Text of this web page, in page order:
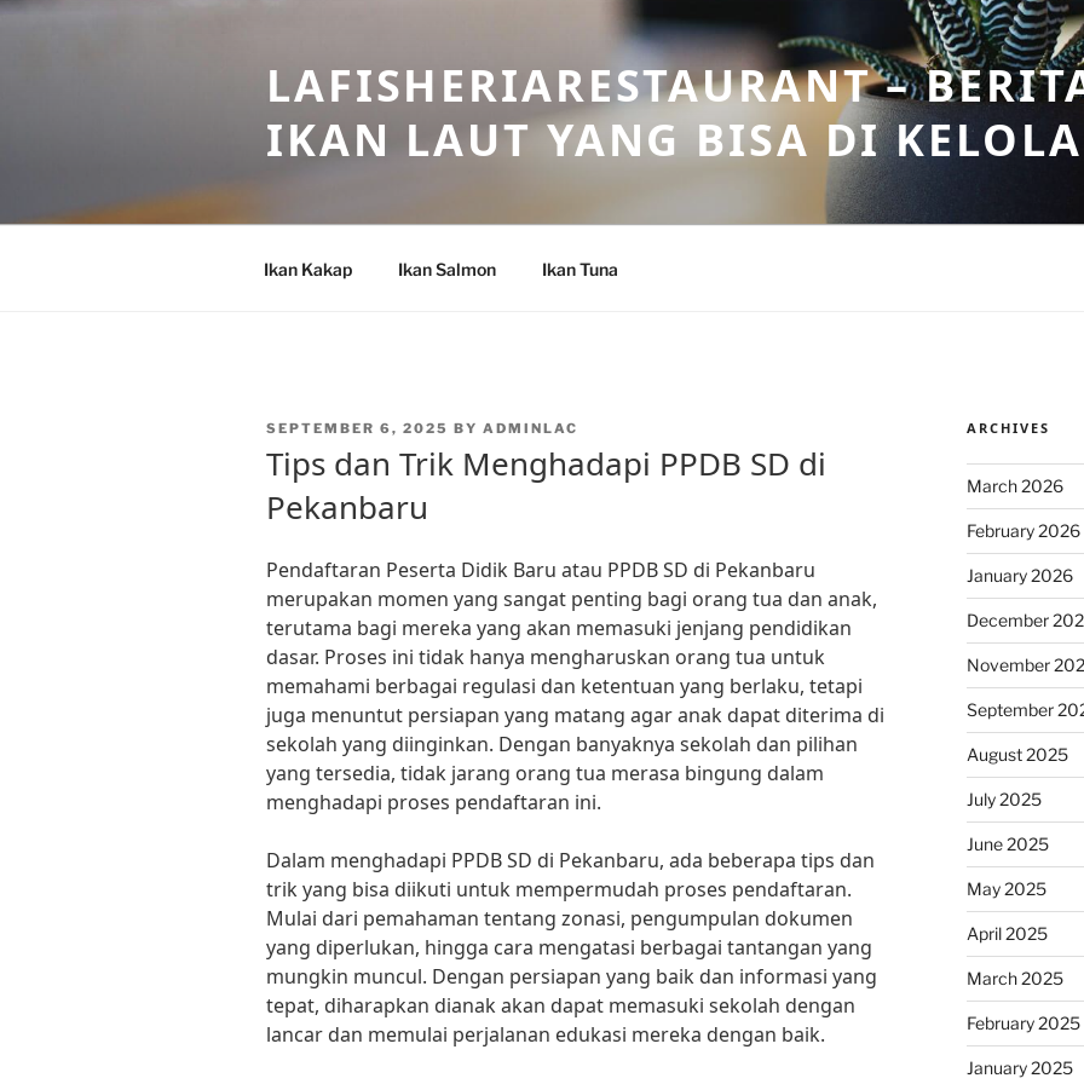
Skip
LAFISHERIARESTAURANT –
IKAN LAUT YANG BISA DI
Ikan Kakap Ikan Salmon Ikan Tuna
POSTED
SEPTEMBER 6, 2025 BY ADMINLAC
Tips dan Trik Menghadapi PPDB SD di
Pekanbaru
Pendaftaran Peserta Didik Baru atau PPDB SD di Pekanbaru
merupakan momen yang sangat penting bagi orang tua dan anak,
terutama bagi mereka yang akan memasuki jenjang pendidikan
dasar. Proses ini tidak hanya mengharuskan orang tua untuk
memahami berbagai regulasi dan ketentuan yang berlaku, tetapi
juga menuntut persiapan yang matang agar anak dapat diterima di
sekolah yang diinginkan. Dengan banyaknya sekolah dan pilihan
yang tersedia, tidak jarang orang tua merasa bingung dalam
menghadapi proses pendaftaran ini.
Dalam menghadapi PPDB SD di Pekanbaru, ada beberapa tips dan
trik yang bisa diikuti untuk mempermudah proses pendaftaran.
Mulai dari pemahaman tentang zonasi, pengumpulan dokumen
yang diperlukan, hingga cara mengatasi berbagai tantangan yang
mungkin muncul. Dengan persiapan yang baik dan informasi yang
tepat, diharapkan dianak akan dapat memasuki sekolah dengan
lancar dan memulai perjalanan edukasi mereka dengan baik.
ARCHIVES
March 2026
February 2026
January 2026
December
November
September
August 2025
July 2025
June 2025
May 2025
April 2025
March 2025
February 2025
January 2025